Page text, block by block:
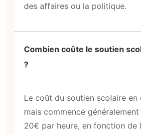
des affaires ou la politique.
Combien coûte le soutien
?
Le coût du soutien scolaire en
mais commence
20€ par heure, en fonction de